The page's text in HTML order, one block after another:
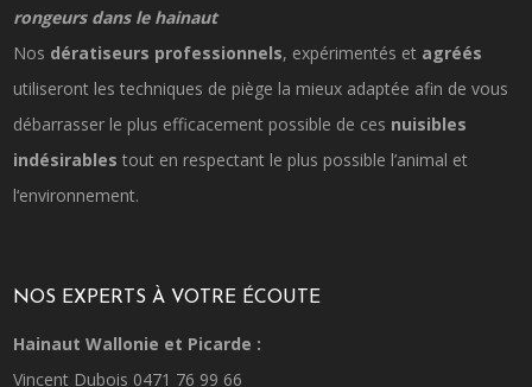
rongeurs dans le hainaut
Nos dératiseurs professionnels, expérimentés et agréés
utiliseront les techniques de piège la mieux adaptée afin de vous
débarrasser le plus efficacement possible de ces nuisibles
indésirables tout en respectant le plus possible l’animal et
l‘environnement.
NOS EXPERTS À VOTRE ÉCOUTE
Hainaut Wallonie et Picarde :
Vincent Dubois 0471 76 99 66